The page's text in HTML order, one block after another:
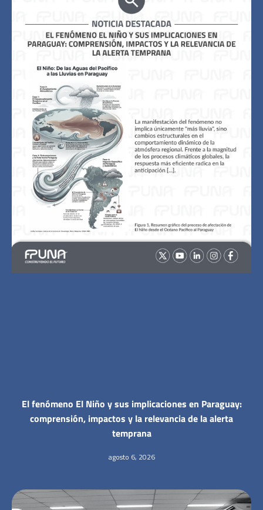
El fenómeno El Niño y sus implicaciones en Paraguay:
comprensión, impactos y la relevancia de la alerta
temprana
agosto 6, 2026